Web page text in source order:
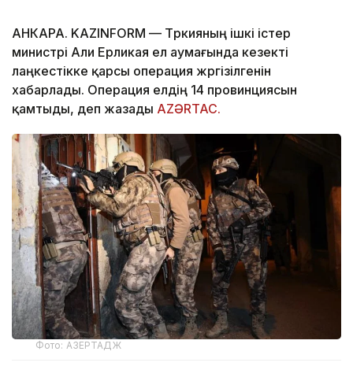
АНКАРА. KAZINFORM — Түркияның ішкі істер
министрі Али Ерликая ел аумағында кезекті
лаңкестікке қарсы операция жүргізілгенін
хабарлады. Операция елдің 14 провинциясын
қамтыды, деп жазады AZƏRTAC.
Фото: АЗЕРТАДЖ